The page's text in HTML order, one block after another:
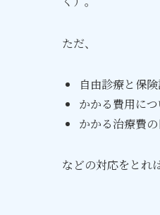
ただ、
自由診療と保
かかる費用に
かかる治療費
などの対応をとれ